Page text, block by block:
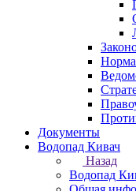
Документы
Водопад Кивач
Назад
Водопад